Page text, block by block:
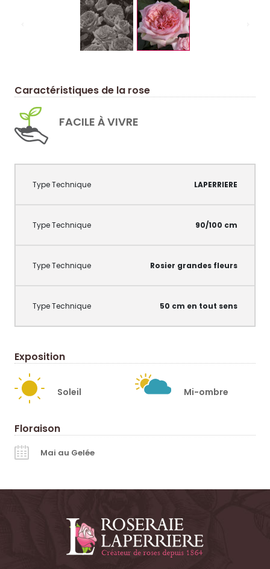
Caractéristiques de la rose
FACILE À VIVRE
LAPERRIERE
90/100 cm
Rosier grandes fleurs
50 cm en tout sens
Exposition
Soleil Mi-ombre
Floraison
Mai au Gelée